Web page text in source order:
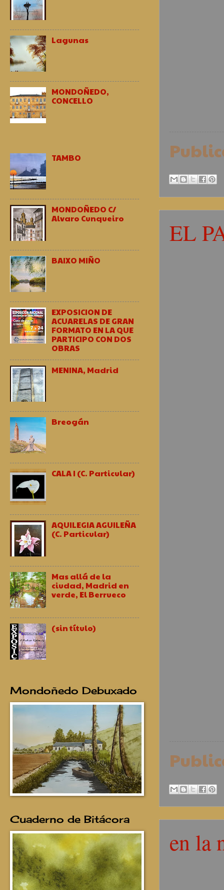
EL
en la
Lagunas
MONDOÑEDO,
CONCELLO
TAMBO
MONDOÑEDO C/
Alvaro Cunqueiro
BAIXO MIÑO
EXPOSICION DE
ACUARELAS DE GRAN
FORMATO EN LA QUE
PARTICIPO CON DOS
OBRAS
MENINA, Madrid
Breogán
CALA I (C. Particular)
AQUILEGIA AGUILEÑA
(C. Particular)
Mas allá de la
ciudad, Madrid en
verde, El Berrueco
(sin título)
Mondoñedo Debuxado
Cuaderno de Bitácora